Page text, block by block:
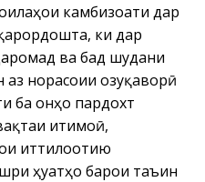
камбизоати дар
ки дар
ва бад шудани
норасоии озуқаворӣ
ба онҳо пардохт
иҷтимоӣ,
иттилоотию
ҳуҷҷатҳо барои таъин